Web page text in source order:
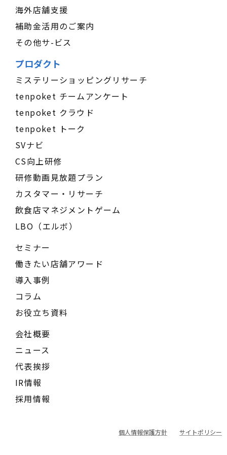
海外店舗支援
補助金活用のご案内
その他サ-ビス
プロダクト
ミステリーショッピングリサーチ
tenpoket チームアンケート
tenpoket クラウド
tenpoket トーク
SVナビ
CS向上研修
研修動画見放題プラン
カスタマー・リサーチ
飲食店マネジメントゲーム
LBO（エルボ）
セミナー
働きたい店舗アワード
導入事例
コラム
お役立ち資料
会社概要
ニュース
代表挨拶
IR情報
採用情報
個人情報保護方針 サイトポリシー